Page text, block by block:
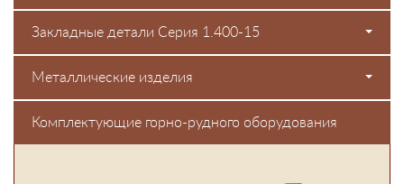
Закладные детали Серия 1.400-15
Металлические изделия
Комплектующие горно-рудного оборудования